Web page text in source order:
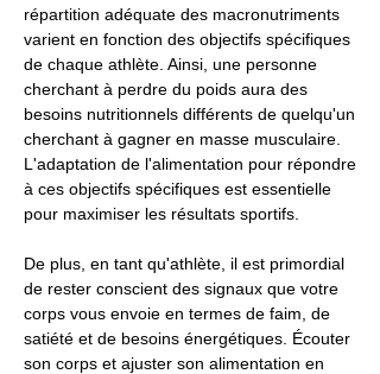
répartition adéquate des macronutriments
varient en fonction des objectifs spécifiques
de chaque athlète. Ainsi, une personne
cherchant à perdre du poids aura des
besoins nutritionnels différents de quelqu'un
cherchant à gagner en masse musculaire.
L'adaptation de l'alimentation pour répondre
à ces objectifs spécifiques est essentielle
pour maximiser les résultats sportifs.
De plus, en tant qu'athlète, il est primordial
de rester conscient des signaux que votre
corps vous envoie en termes de faim, de
satiété et de besoins énergétiques. Écouter
son corps et ajuster son alimentation en